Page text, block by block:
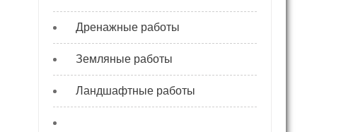
Дренажные работы
Земляные работы
Ландшафтные работы